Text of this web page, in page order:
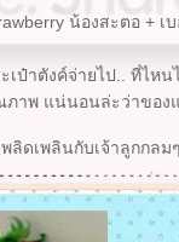
น้องสะตอ +
าตังค์จ่ายไป.. ที่ไห
พ แน่นอนล่ะว่าของ
พลิดเพลินกับเจ้าลูก